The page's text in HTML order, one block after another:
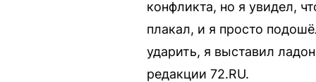
конфликта, но я увидел,
плакал, и я просто
ударить, я выставил
редакции 72.RU.